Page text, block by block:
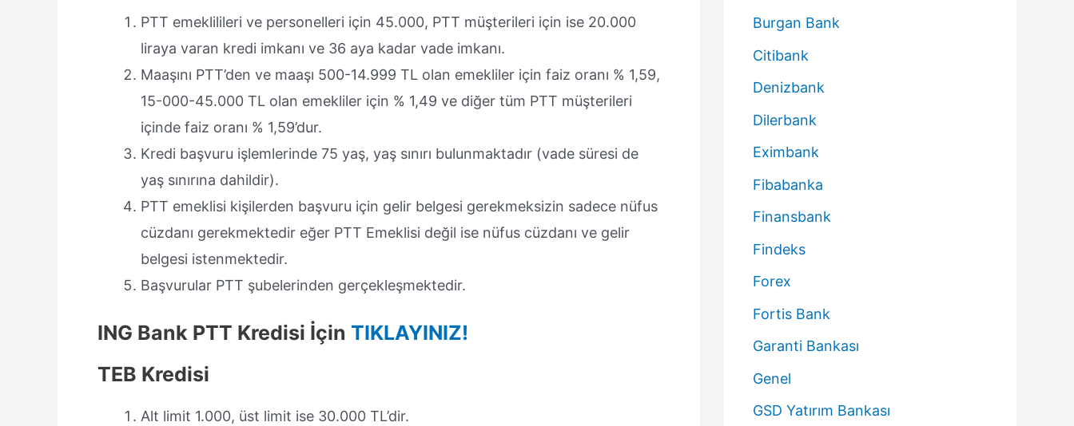
PTT emeklilileri ve personelleri için 45.000, PTT müşterileri için ise 20.000
liraya varan kredi imkanı ve 36 aya kadar vade imkanı.
Maaşını PTT’den ve maaşı 500-14.999 TL olan emekliler için faiz oranı % 1,59,
15-000-45.000 TL olan emekliler için % 1,49 ve diğer tüm PTT müşterileri
içinde faiz oranı % 1,59’dur.
Kredi başvuru işlemlerinde 75 yaş, yaş sınırı bulunmaktadır (vade süresi de
yaş sınırına dahildir).
PTT emeklisi kişilerden başvuru için gelir belgesi gerekmeksizin sadece nüfus
cüzdanı gerekmektedir eğer PTT Emeklisi değil ise nüfus cüzdanı ve gelir
belgesi istenmektedir.
Başvurular PTT şubelerinden gerçekleşmektedir.
ING Bank PTT Kredisi İçin TIKLAYINIZ!
TEB Kredisi
Alt limit 1.000, üst limit ise 30.000 TL’dir.
Burgan Bank
Citibank
Denizbank
Dilerbank
Eximbank
Fibabanka
Finansbank
Findeks
Forex
Fortis Bank
Garanti Bankası
Genel
GSD Yatırım Bankası